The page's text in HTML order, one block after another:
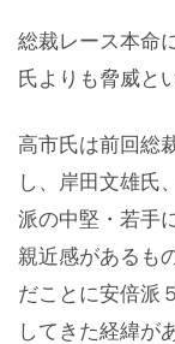
総裁レース本命
氏よりも脅威と
高市氏は前回総
し、岸田文雄氏
派の中堅・若手
親近感があるも
だことに安倍派
してきた経緯が